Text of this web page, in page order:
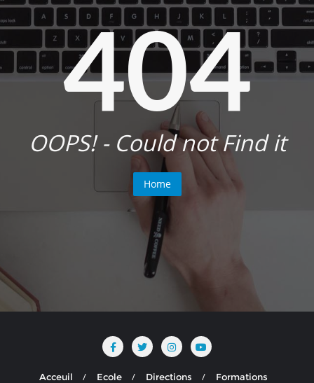
404
OOPS! - Could not Find it
Home
Acceuil Ecole Directions Formations